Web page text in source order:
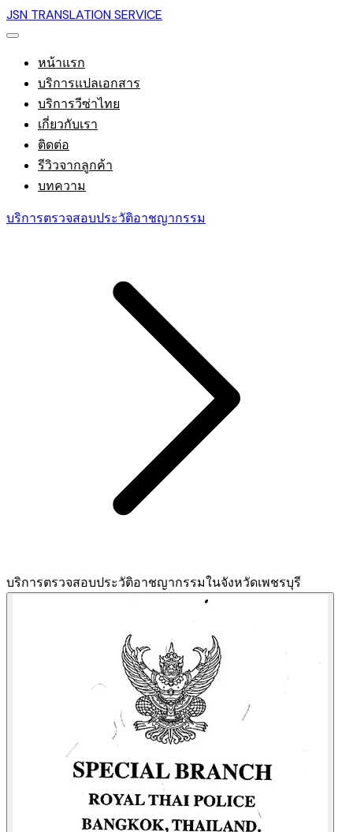
JSN TRANSLATION SERVICE
หน้าแรก
บริการแปลเอกสาร
บริการวีซ่าไทย
เกี่ยวกับเรา
ติดต่อ
รีวิวจากลูกค้า
บทความ
บริการตรวจสอบประวัติอาชญากรรม
บริการตรวจสอบประวัติอาชญากรรมในจังหวัดเพชรบุรี